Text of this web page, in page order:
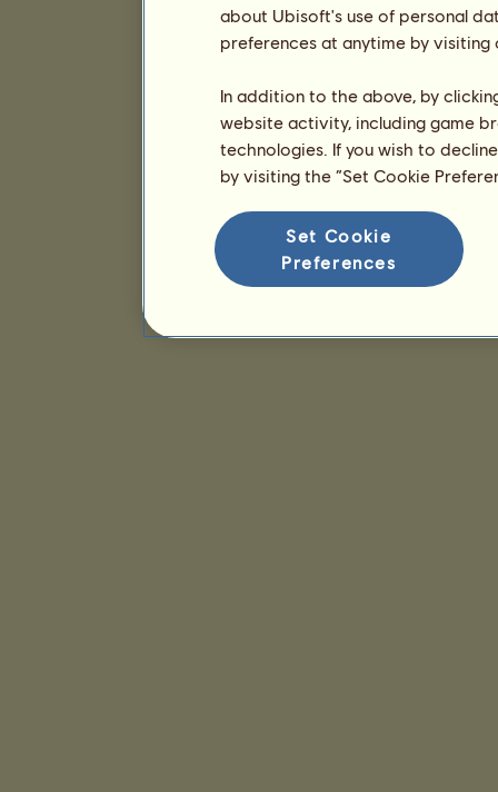
about Ubisoft's use of personal
preferences at anytime by
In addition to the above, by
website activity, including game
technologies. If you wish to
by visiting the “Set Cookie
Set Cookie
Preferences